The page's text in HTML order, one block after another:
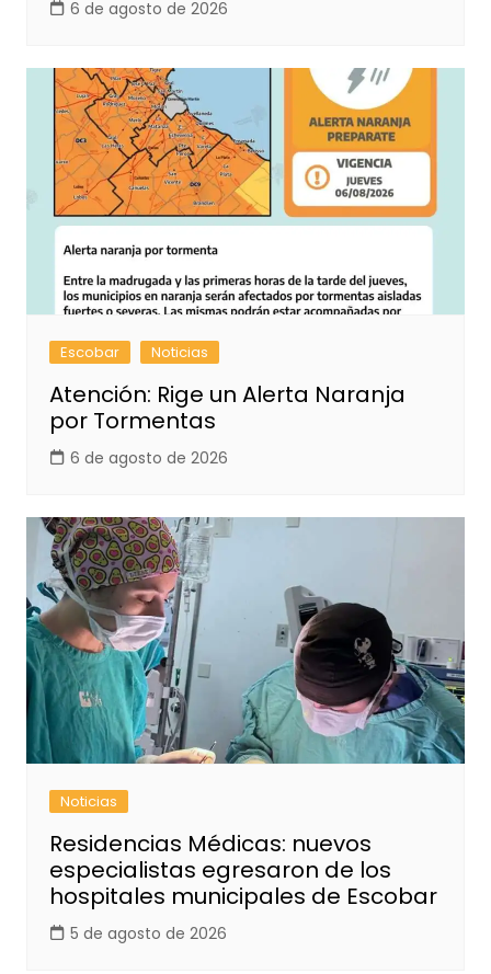
6 de agosto de 2026
Escobar Noticias
Atención: Rige un Alerta Naranja
por Tormentas
6 de agosto de 2026
Noticias
Residencias Médicas: nuevos
especialistas egresaron de los
hospitales municipales de Escobar
5 de agosto de 2026